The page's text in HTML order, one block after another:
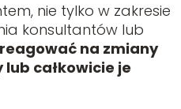
nie tylko w zakresie
konsultantów lub
reagować na zmiany
całkowicie je